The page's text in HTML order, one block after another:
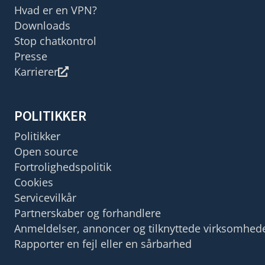
Hvad er en VPN?
Downloads
Stop chatkontrol
Presse
Karrierer
POLITIKKER
Politikker
Open source
Fortrolighedspolitik
Cookies
Servicevilkår
Partnerskaber og forhandlere
Anmeldelser, annoncer og tilknyttede
Rapporter en fejl eller en sårbarhed